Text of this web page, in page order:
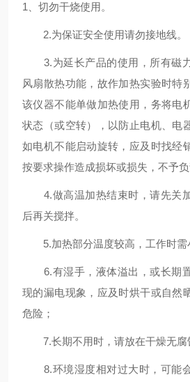
1、切勿干烧使用。
2.为保证安全使用请勿接地线。
3.为延长产品的使用，所有磁
风扇散热功能，故作加热实验时特
该仪器不能单做加热使用，务将电
状态（或空转），以防止电机、电
如电机不能启动旋转，应及时找经
按要求操作造成损坏或损失，不予负
4.做高温加热结束时，请先关
后再关搅拌。
5.加热部分温度较高，工作时需
6.有湿手，液体溢出，或长期置
现的漏电现象，应及时烘干或自然
危险；
7.长期不用时，请放在干燥无腐
8.环境湿度相对过大时，可能